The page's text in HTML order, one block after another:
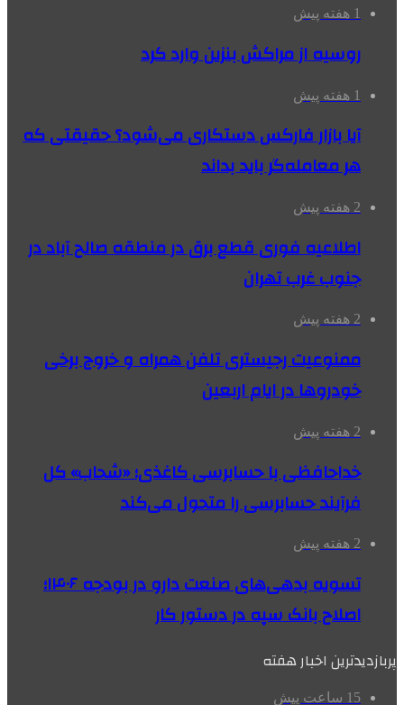
1 هفته پیش
روسیه از مراکش بنزین وارد کرد
1 هفته پیش
آیا بازار فارکس دستکاری می‌شود؟ حقیقتی که
هر معامله‌گر باید بداند
2 هفته پیش
اطلاعیه فوری قطع برق در منطقه صالح آباد در
جنوب غرب تهران
2 هفته پیش
ممنوعیت رجیستری تلفن همراه و خروج برخی
خودروها در ایام اربعین
2 هفته پیش
خداحافظی با حسابرسی کاغذی؛ «شحاب» کل
فرآیند حسابرسی را متحول می‌کند
2 هفته پیش
تسویه بدهی‌های صنعت دارو در بودجه ۱۴۰۶؛
اصلاح بانک سپه در دستور کار
پربازدیدترین اخبار هفته
15 ساعت پیش